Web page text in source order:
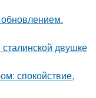
двушке
спокойствие,